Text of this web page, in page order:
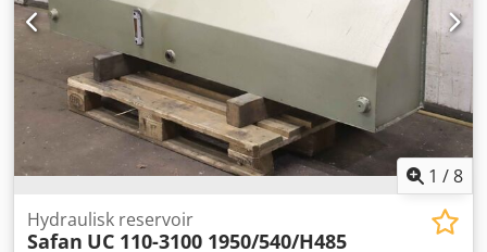
1 /8
Hydraulisk reservoir
Safan UC 110-3100 1950/540/H485